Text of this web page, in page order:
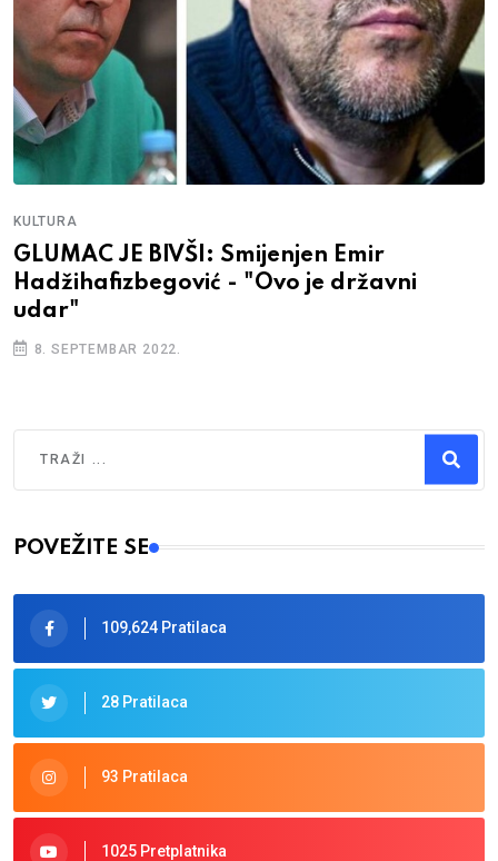
KULTURA
GLUMAC JE BIVŠI: Smijenjen Emir
Hadžihafizbegović - "Ovo je državni
udar"
8. SEPTEMBAR 2022.
Type 2 or more characters for results.
POVEŽITE SE
109,624 Pratilaca
28 Pratilaca
93 Pratilaca
1025 Pretplatnika